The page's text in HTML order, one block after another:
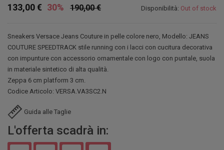
Disponibilità: Out of stock
190,00 €
133,00 € 30%
Sneakers Versace Jeans Couture in pelle colore nero, Modello: JEANS
COUTURE SPEEDTRACK stile running con i lacci con cucitura decorativa
con impunture con accessorio ornamentale con logo con puntale, suola
in materiale sintetico di alta qualità.
Zeppa 6 cm platform 3 cm.
Codice Articolo: VERSA.VA3SC2.N
Guida alle Taglie
L'offerta scadrà in: